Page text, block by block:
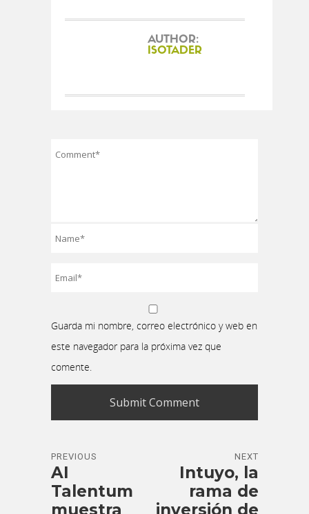
AUTHOR:
ISOTADER
Guarda mi nombre, correo electrónico y web en
este navegador para la próxima vez que
comente.
PREVIOUS
AI
Talentum
muestra
NEXT
Intuyo, la
rama de
inversión de